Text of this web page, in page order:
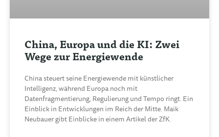
China, Europa und die KI: Zwei
Wege zur Energiewende
China steuert seine Energiewende mit künstlicher
Intelligenz, während Europa noch mit
Datenfragmentierung, Regulierung und Tempo ringt. Ein
Einblick in Entwicklungen im Reich der Mitte. Maik
Neubauer gibt Einblicke in einem Artikel der ZfK.